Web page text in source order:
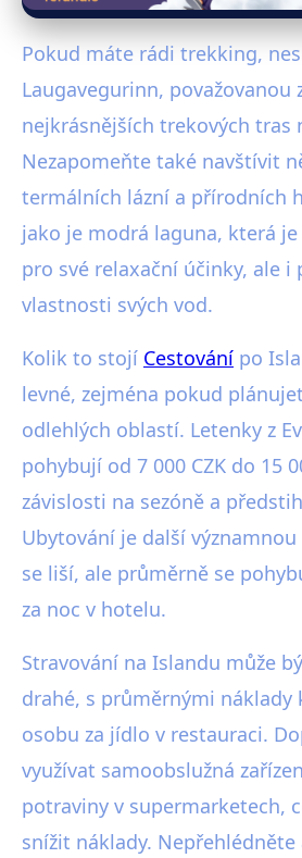
Pokud máte rádi trekking,
Laugavegurinn, považovanou
nejkrásnějších trekových tras
Nezapomeňte také navštívit
termálních lázní a přírodních
jako je modrá laguna, která
pro své relaxační účinky, ale i
vlastnosti svých vod.
Kolik to stojí Cestování po
levné, zejména pokud
odlehlých oblastí. Letenky z
pohybují od 7 000 CZK do 15
závislosti na sezóně a
Ubytování je další
se liší, ale průměrně se
za noc v hotelu.
Stravování na Islandu může
drahé, s průměrnými náklady
osobu za jídlo v restauraci.
využívat samoobslužná
potraviny v supermarketech,
snížit náklady.